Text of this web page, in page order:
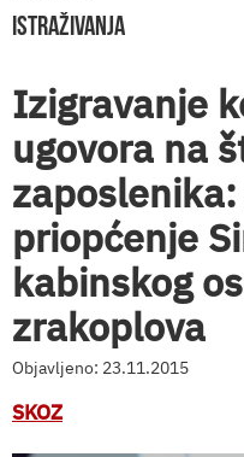
ISTRAŽIVANJA
Izigravanje
ugovora na
priopćenje
kabinskog
zrakoplova
Objavljeno: 23.11.2015
SKOZ